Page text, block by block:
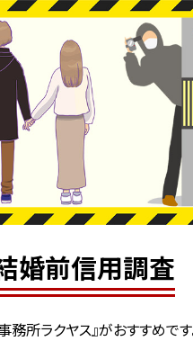
婚前信用調査
務所ラクヤス』がおすすめです